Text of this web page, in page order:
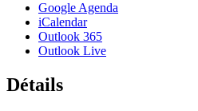
Google Agenda
iCalendar
Outlook 365
Outlook Live
Détails